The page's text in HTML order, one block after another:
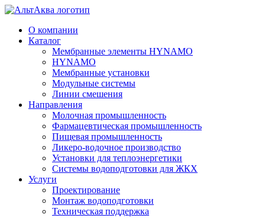
О компании
Каталог
Мембранные элементы HYNAMO
HYNAMO
Мембранные установки
Модульные системы
Линии смешения
Направления
Молочная промышленность
Фармацевтическая промышленность
Пищевая промышленность
Ликеро-водочное производство
Установки для теплоэнергетики
Системы водоподготовки для ЖКХ
Услуги
Проектирование
Монтаж водоподготовки
Техническая поддержка